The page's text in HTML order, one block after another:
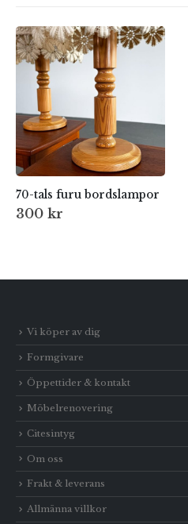
70-tals furu bordslampor
300 kr
Vi köper av dig
Formgivare
Öppettider & kontakt
Möbelrenovering
Citesintyg
Om oss
Frakt & leverans
Allmänna villkor